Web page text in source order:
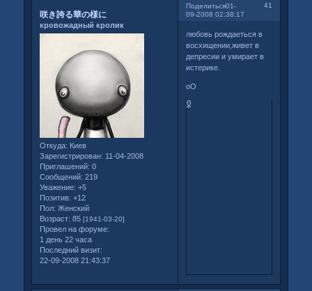
Поделиться 41
01-
09-2008 02:38:17
咲き誇る華の様に
кровожадный кролик
Откуда: Киев
Зарегистрирован: 11-04-2008
Приглашений: 0
Сообщений: 219
Уважение: +5
Позитив: +12
Пол: Женский
Возраст: 85 [1941-03-20]
Провел на форуме:
1 день 22 часа
Последний визит:
22-09-2008 21:43:37
любовь рождаеться в
восхищении,живет в
депресии и умирает в
истерике.
оО
0